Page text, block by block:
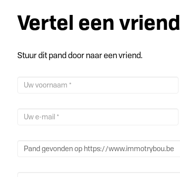
Vertel een vriend
Stuur dit pand door naar een vriend.